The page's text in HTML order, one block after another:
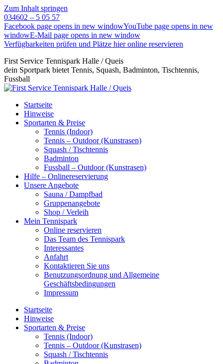
Zum Inhalt springen
034602 – 5 05 57
Facebook page opens in new windowYouTube page opens in new
windowE-Mail page opens in new window
Verfügbarkeiten prüfen und Plätze hier online reservieren
First Service Tennispark Halle / Queis
dein Sportpark bietet Tennis, Squash, Badminton, Tischtennis,
Fussball
Startseite
Hinweise
Sportarten & Preise
Tennis (Indoor)
Tennis – Outdoor (Kunstrasen)
Squash / Tischtennis
Badminton
Fussball – Outdoor (Kunstrasen)
Hilfe – Onlinereservierung
Unsere Angebote
Sauna / Dampfbad
Gruppenangebote
Shop / Verleih
Mein Tennispark
Online reservieren
Das Team des Tennispark
Interessantes
Anfahrt
Kontaktieren Sie uns
Benutzungsordnung und Allgemeine
Geschäftsbedingungen
Impressum
Startseite
Hinweise
Sportarten & Preise
Tennis (Indoor)
Tennis – Outdoor (Kunstrasen)
Squash / Tischtennis